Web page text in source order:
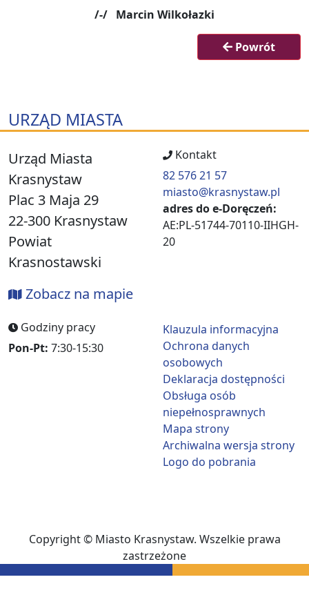
/-/ Marcin Wilkołazki
Powrót
URZĄD MIASTA
Urząd Miasta
Krasnystaw
Plac 3 Maja 29
22-300 Krasnystaw
Powiat
Krasnostawski
Zobacz na mapie
Kontakt
82 576 21 57
miasto@krasnystaw.pl
adres do e-Doręczeń:
AE:PL-51744-70110-IIHGH-
20
Godziny pracy
Pon-Pt: 7:30-15:30
Klauzula informacyjna
Ochrona danych
osobowych
Deklaracja dostępności
Obsługa osób
niepełnosprawnych
Mapa strony
Archiwalna wersja strony
Logo do pobrania
Copyright © Miasto Krasnystaw. Wszelkie prawa
zastrzeżone